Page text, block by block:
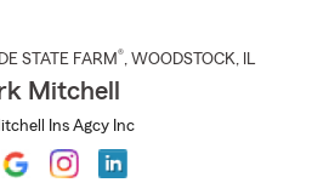
STATE FARM®, WOODSTOCK, IL
Mitchell
Ins Agcy Inc